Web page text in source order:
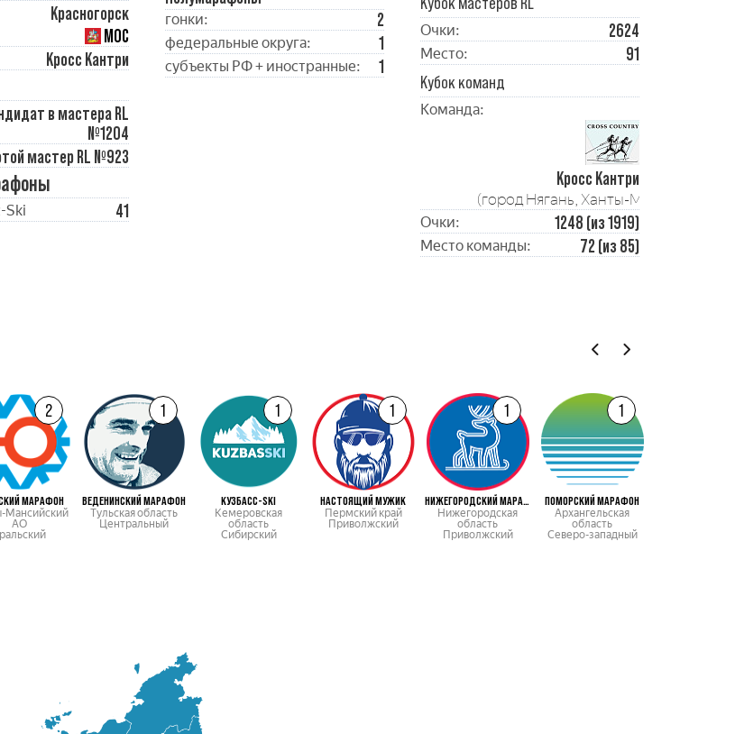
Красногорск
МОС
Кросс Кантри
в мастера RL
№1204
мастер RL №923
Ski 41
гонки: 2
федеральные округа: 1
субъекты РФ + иностранные: 1
Очки: 2624
Место:
91
Кубок команд
Команда:
Кросс Кантри
(город Нягань, Ханты-Мансийский
Очки: 1248 (из 1919)
Место команды: 72 (из 85)
2
МАРАФОН
Мансийский
АО
1
ВЕДЕНИНСКИЙ МАРАФОН
Тульская область
Центральный
1
КУЗБАСC-SKI
Кемеровская
область
Сибирский
1
НАСТОЯЩИЙ МУЖИК
Пермский край
Приволжский
1
НИЖЕГОРОДСКИЙ МАРАФОН
Нижегородская
область
Приволжский
1
ПОМОРСКИЙ МАРАФОН
Архангельская
область
Северо-западный